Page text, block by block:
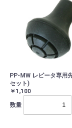
PP-MW レビータ専用
セット)
￥1,100
数量